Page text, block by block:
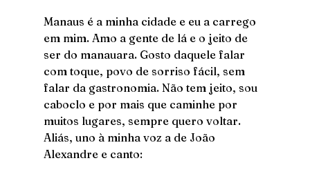
Manaus é a minha cidade e eu a carrego
em mim. Amo a gente de lá e o jeito de
ser do manauara. Gosto daquele falar
com toque, povo de sorriso fácil, sem
falar da gastronomia. Não tem jeito, sou
caboclo e por mais que caminhe por
muitos lugares, sempre quero voltar.
Aliás, uno à minha voz a de João
Alexandre e canto: